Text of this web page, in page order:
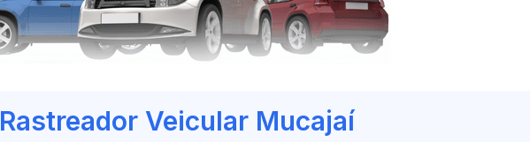
Rastreador Veicular Mucajaí